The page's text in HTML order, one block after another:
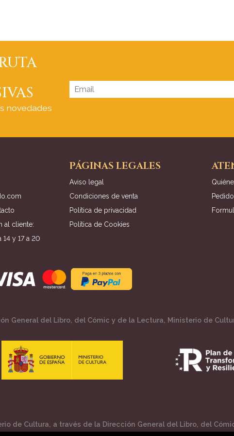
novedades
al cliente:
14 y 17 a 20
PÁGINAS LEGALES
Aviso legal
Condiciones de venta
Política de privacidad
Política de Cookies
General del Libro, del Cómic y de la Lectura, Ministerio de
de Cultura, a través de la Dirección General del Libro, del